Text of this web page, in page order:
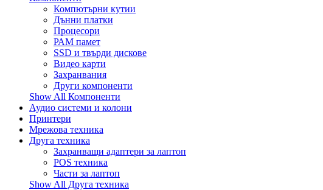
Компютърни кутии
Дънни платки
Процесори
РАМ памет
SSD и твърди дискове
Видео карти
Захранвания
Други компоненти
Show All Компоненти
Аудио системи и колони
Принтери
Мрежова техника
Друга техника
Захранващи адаптери за лаптоп
POS техника
Части за лаптоп
Show All Друга техника